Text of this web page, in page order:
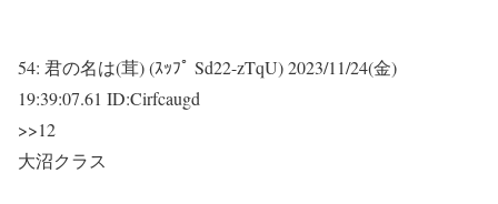
54: 君の名は(茸) (ｽｯﾌﾟ Sd22-zTqU)2023/11/24(金)
19:39:07.61 ID:Cirfcaugd
>>12
大沼クラス